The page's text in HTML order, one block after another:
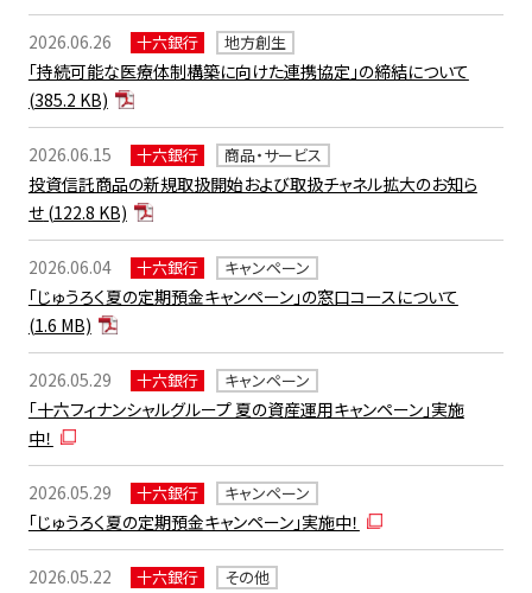
2026.06.26 十六銀行 地方創生
「持続可能な医療体制構築に向けた連携協定」の締結について
(385.2 KB)
2026.06.15 十六銀行 商品・サービス
投資信託商品の新規取扱開始および取扱チャネル拡大のお知ら
せ(122.8 KB)
2026.06.04 十六銀行 キャンペーン
「じゅうろく夏の定期預金キャンペーン」の窓口コースについて
(1.6 MB)
2026.05.29 十六銀行 キャンペーン
「十六フィナンシャルグループ 夏の資産運用キャンペーン」実施
中！
2026.05.29 十六銀行 キャンペーン
「じゅうろく夏の定期預金キャンペーン」実施中！
2026.05.22 十六銀行 その他